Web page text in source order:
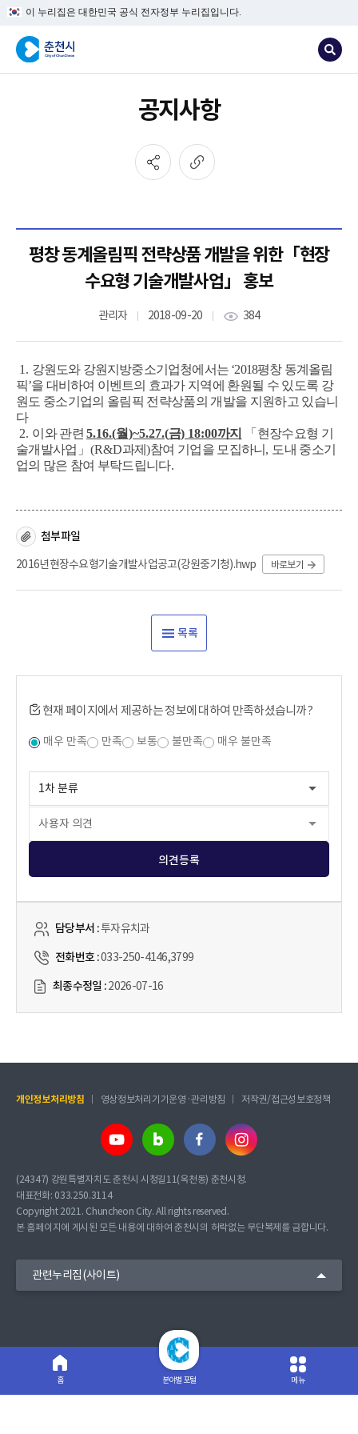
이 누리집은 대한민국 공식 전자정부 누리집입니다.
홈 분야별 포털 메뉴
공지사항
평창 동계올림픽 전략상품 개발을 위한「현장
수요형 기술개발사업」 홍보
관리자 2018-09-20 384
1. 강원도와 강원지방중소기업청에서는 ‘2018평창 동계올림
픽’을 대비하여 이벤트의 효과가 지역에 환원될 수 있도록 강
원도 중소기업의 올림픽 전략상품의 개발을 지원하고 있습니
다
2. 이와 관련5.16.(월)~5.27.(금) 18:00까지 「 현장수요형 기
술개발사업 」 (R&D과제)참여 기업을 모집하니 , 도내 중소기
업의 많은 참여 부탁드립니다.
첨부파일
2016년현장수요형기술개발사업공고(강원중기청).hwp
바로보기
목록
현재 페이지에서 제공하는 정보에 대하여 만족하셨습니까?
매우 만족 만족 보통 불만족 매우 불만족
의견등록
담당부서 :투자유치과
전화번호 :033-250-4146,3799
최종수정일 :2026-07-16
개인정보처리방침 영상정보처리기기운영·관리방침 저작권/접근성보호정책
(24347) 강원특별자치도 춘천시 시청길11(옥천동) 춘천시청.
대표전화: 033.250.3114
Copyright 2021. Chuncheon City. All rights reserved.
본 홈페이지에 게시된 모든 내용에 대하여 춘천시의 허락없는 무단복제를 금합니다.
관련누리집(사이트)